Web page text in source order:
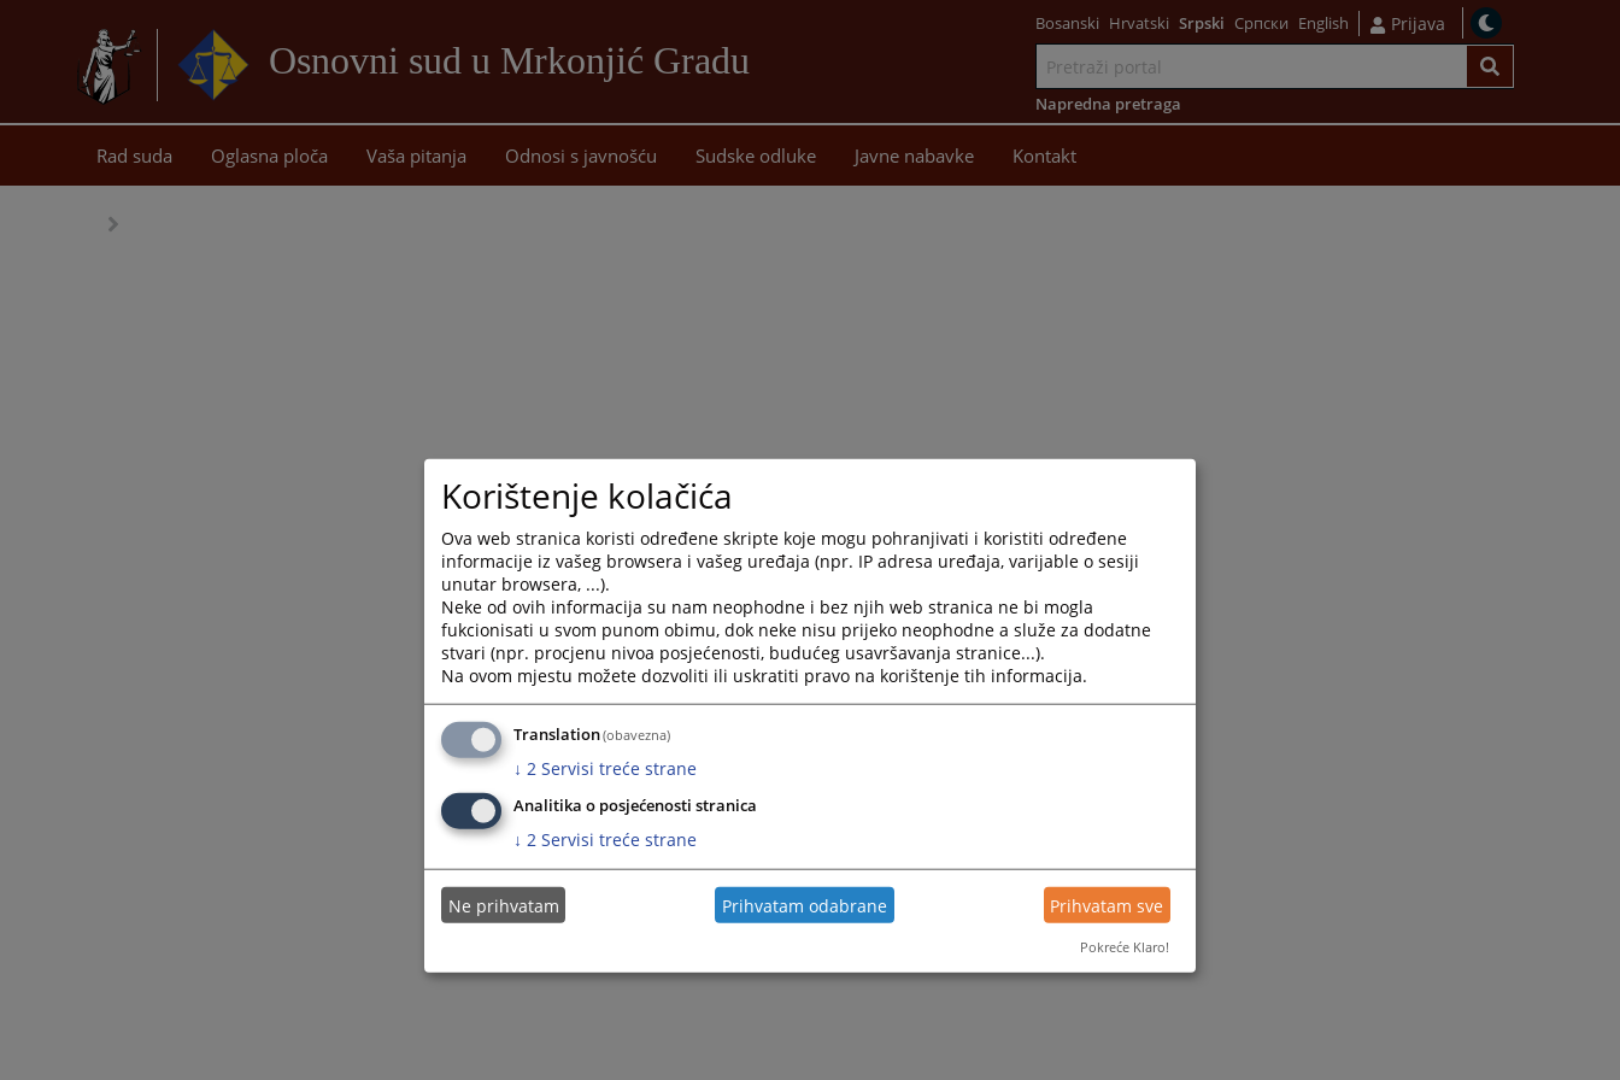
Osnovni sud u Mrkonjić Gradu
sadržaj
Bosanski Hrvatski Srpski Српски English Prijava
Napredna pretraga
Rad suda Oglasna ploča Vaša pitanja Odnosi s javnošću Sudske odluke Javne nabavke Kontakt
Trenutno nema vijesti
Korištenje kolačića
Ova web stranica koristi određene skripte koje mogu pohranjivati i koristiti određene
informacije iz vašeg browsera i vašeg uređaja (npr. IP adresa uređaja, varijable o sesiji
unutar browsera, ...).
Neke od ovih informacija su nam neophodne i bez njih web stranica ne bi mogla
fukcionisati u svom punom obimu, dok neke nisu prijeko neophodne a služe za dodatne
stvari (npr. procjenu nivoa posjećenosti, budućeg usavršavanja stranice...).
Na ovom mjestu možete dozvoliti ili uskratiti pravo na korištenje tih informacija.
Translation(obavezna)
↓ 2 Servisi treće strane
Analitika o posjećenosti stranica
↓ 2 Servisi treće strane
Ne prihvatam Prihvatam odabrane Prihvatam sve
Pokreće Klaro!